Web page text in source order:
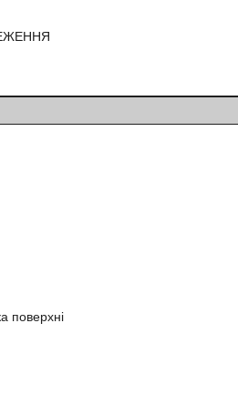
поверхні